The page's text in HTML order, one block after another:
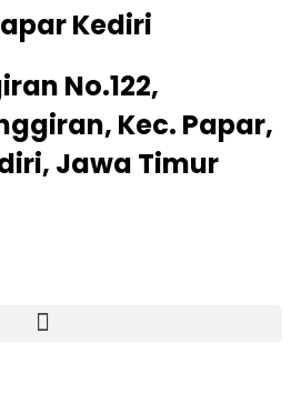
Kediri
No.122,
Kec. Papar,
Jawa Timur